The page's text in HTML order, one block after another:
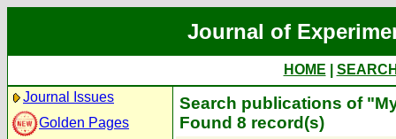
Journal of
HOME
Journal Issues
Golden Pages
Search publications of
Found 8 record(s)